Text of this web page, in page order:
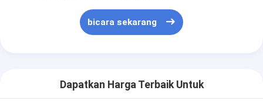
bicara sekarang
Dapatkan Harga Terbaik Untuk